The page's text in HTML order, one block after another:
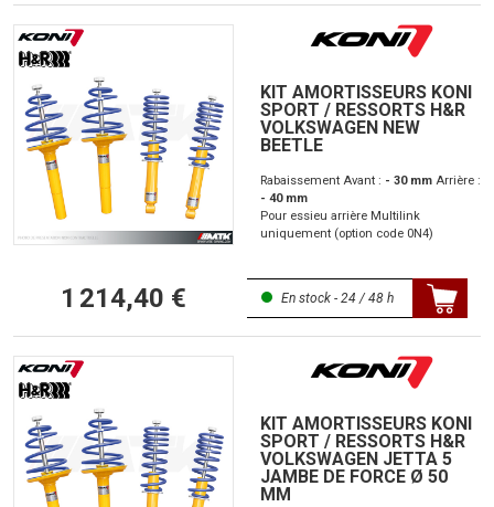
KIT AMORTISSEURS KONI
SPORT / RESSORTS H&R
VOLKSWAGEN NEW
BEETLE
Rabaissement Avant : - 30 mm Arrière :
- 40 mm
Pour essieu arrière Multilink
uniquement (option code 0N4)
1 214,40 € En stock - 24 / 48 h
KIT AMORTISSEURS KONI
SPORT / RESSORTS H&R
VOLKSWAGEN JETTA 5
JAMBE DE FORCE Ø 50
MM